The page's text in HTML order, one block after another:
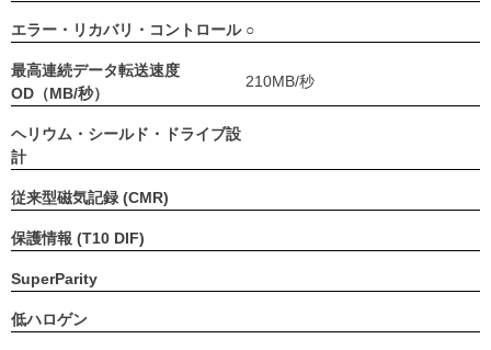
エラー・リカバリ・コントロール ○
最高連続データ転送速度
OD（MB/秒）
210MB/秒
ヘリウム・シールド・ドライブ設
計
従来型磁気記録 (CMR)
保護情報 (T10 DIF)
SuperParity
低ハロゲン